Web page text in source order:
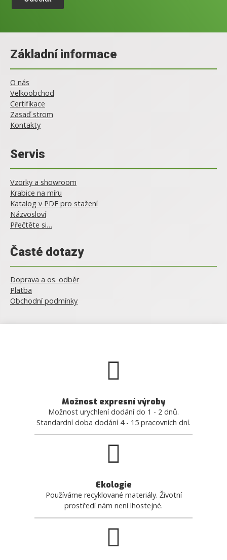
Základní informace
O nás
Velkoobchod
Certifikace
Zasaď strom
Kontakty
Servis
Vzorky a showroom
Krabice na míru
Katalog v PDF pro stažení
Názvosloví
Přečtěte si…
Časté dotazy
Doprava a os. odběr
Platba
Obchodní podmínky
Možnost expresní výroby
Možnost urychlení dodání do 1 - 2 dnů.
Standardní doba dodání 4 - 15 pracovních dní.
Ekologie
Používáme recyklované materiály. Životní
prostředí nám není lhostejné.